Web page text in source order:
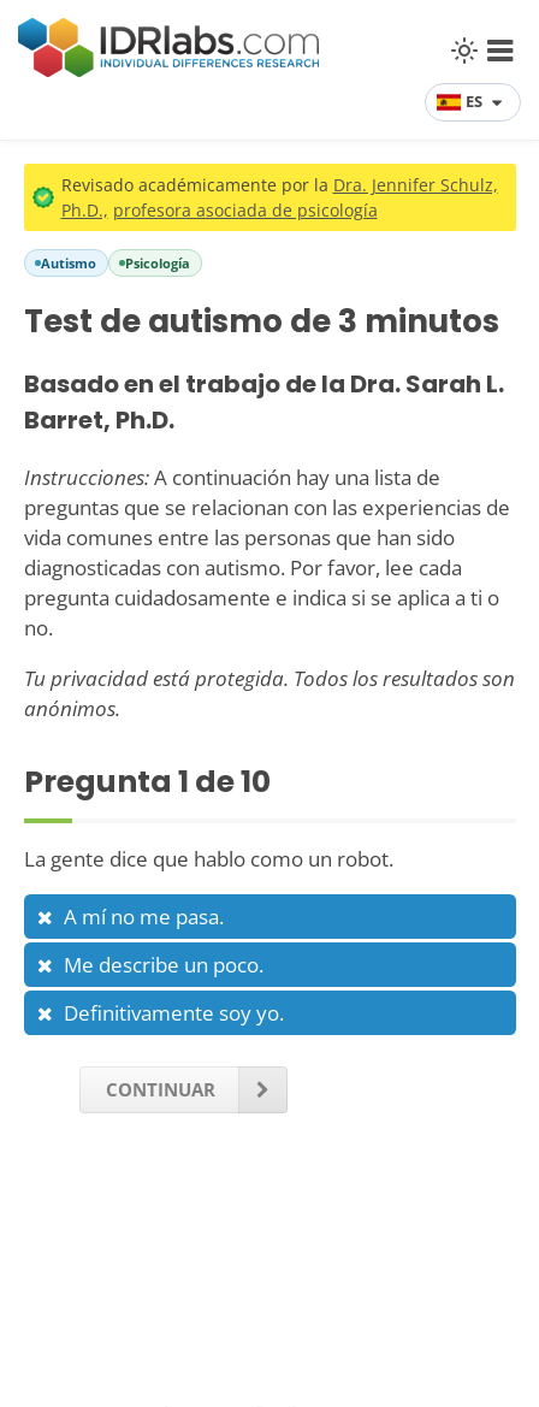
ES
Revisado académicamente por la Dra. Jennifer Schulz,
Ph.D., profesora asociada de psicología
Autismo Psicología
Test de autismo de 3 minutos
Basado en el trabajo de la Dra. Sarah L.
Barret, Ph.D.
Instrucciones:A continuación hay una lista de
preguntas que se relacionan con las experiencias de
vida comunes entre las personas que han sido
diagnosticadas con autismo. Por favor, lee cada
pregunta cuidadosamente e indica si se aplica a ti o
no.
Tu privacidad está protegida. Todos los resultados son
anónimos.
Pregunta 1 de 10
La gente dice que hablo como un robot.
A mí no me pasa.
Me describe un poco.
Definitivamente soy yo.
CONTINUAR